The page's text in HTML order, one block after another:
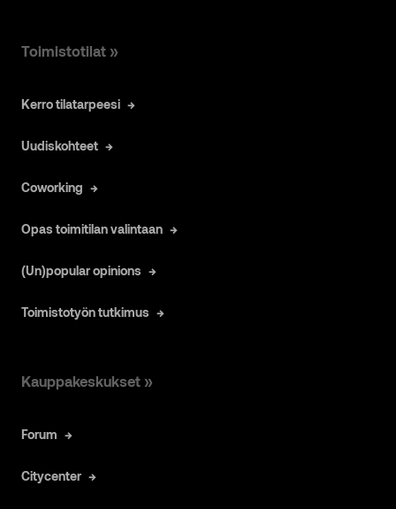
Toimistotilat »
Kerro tilatarpeesi
Uudiskohteet
Coworking
Opas toimitilan valintaan
(Un)popular opinions
Toimistotyön tutkimus
Kauppakeskukset »
Forum
Citycenter